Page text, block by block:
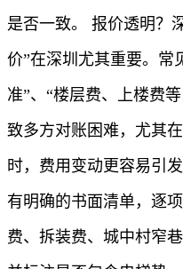
是否一致。 报价透明？
价”在深圳尤其重要。常
准”、“楼层费、上楼费
致多方对账困难，尤其
时，费用变动更容易引
有明确的书面清单，逐
费、拆装费、城中村窄